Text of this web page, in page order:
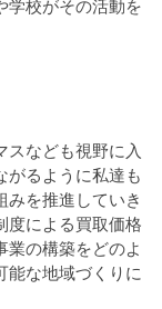
学校がその活動を
なども視野に入
がるように私達も
を推進していき
度による買取価格
業の構築をどのよ
能な地域づくりに